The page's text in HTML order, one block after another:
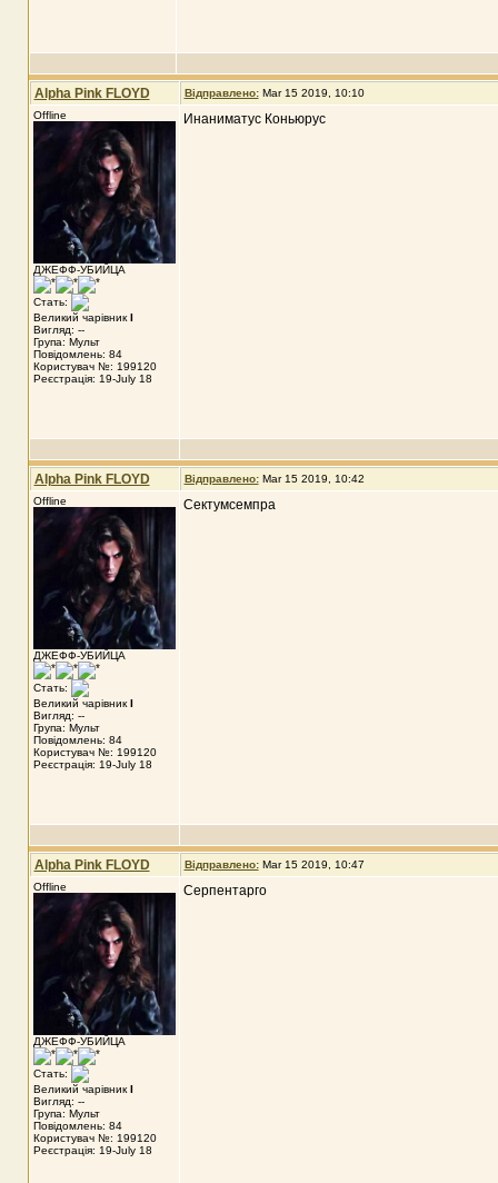
Alpha Pink FLOYD Відправлено: Mar 15 2019, 10:10
Offline
ДЖЕФФ-УБИЙЦА
Стать:
Великий чарівник I
Вигляд: --
Група: Мульт
Повідомлень: 84
Користувач №: 199120
Реєстрація: 19-July 18
Инаниматус Коньюрус
Alpha Pink FLOYD Відправлено: Mar 15 2019, 10:42
Offline
ДЖЕФФ-УБИЙЦА
Стать:
Великий чарівник I
Вигляд: --
Група: Мульт
Повідомлень: 84
Користувач №: 199120
Реєстрація: 19-July 18
Сектумсемпра
Alpha Pink FLOYD Відправлено: Mar 15 2019, 10:47
Offline
ДЖЕФФ-УБИЙЦА
Стать:
Великий чарівник I
Вигляд: --
Група: Мульт
Повідомлень: 84
Користувач №: 199120
Реєстрація: 19-July 18
Серпентарго